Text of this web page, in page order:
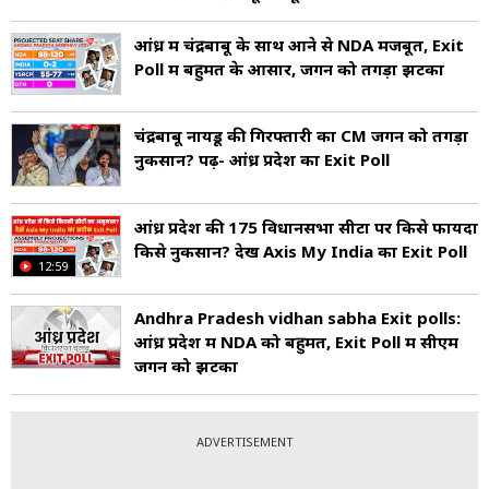
आंध्र में चंद्रबाबू के साथ आने से NDA मजबूत, Exit
Poll में बहुमत के आसार, जगन को तगड़ा झटका
चंद्रबाबू नायडू की गिरफ्तारी का CM जगन को तगड़ा
नुकसान? पढ़ें- आंध्र प्रदेश का Exit Poll
12:59
आंध्र प्रदेश की 175 विधानसभा सीटों पर क‍िसे फायदा
क‍िसे नुकसान? देखें Axis My India का Exit Poll
Andhra Pradesh vidhan sabha Exit polls:
आंध्र प्रदेश में NDA को बहुमत, Exit Poll में सीएम
जगन को झटका
ADVERTISEMENT